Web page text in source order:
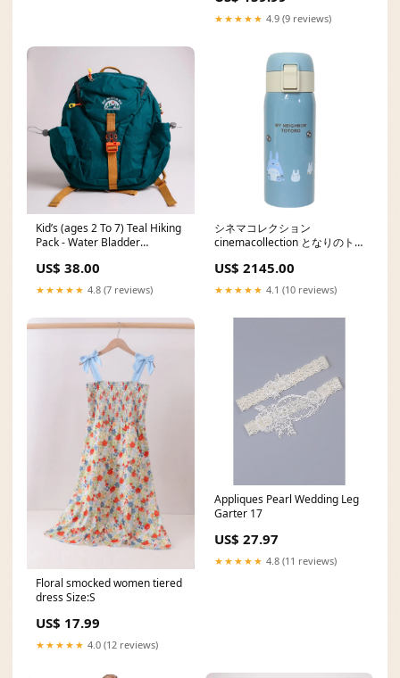
★★★★★ 4.9 (9 reviews)
Kid’s (ages 2 To 7) Teal Hiking
Pack - Water Bladder
Young Hikers eid
US$ 38.00
★★★★★ 4.8 (7 reviews)
シネマコレクション
cinemacollection となりのト
ボトル スタジオジブリ スケー
ター 子供 遠足 ピクニック キャ
ラクター グッズ 【交換・返品
US$ 2145.00
★★★★★ 4.1 (10 reviews)
Floral smocked women tiered
dress Size:S
US$ 17.99
★★★★★ 4.0 (12 reviews)
Appliques Pearl Wedding Leg
Garter 17
US$ 27.97
★★★★★ 4.8 (11 reviews)